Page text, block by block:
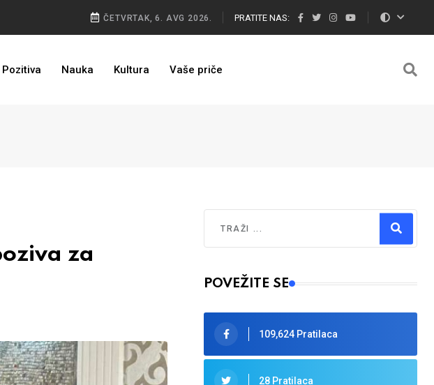
ČETVRTAK, 6. AVG 2026. PRATITE NAS:
Pozitiva Nauka Kultura Vaše priče
za
Type 2 or more characters for results.
POVEŽITE SE
109,624 Pratilaca
28 Pratilaca